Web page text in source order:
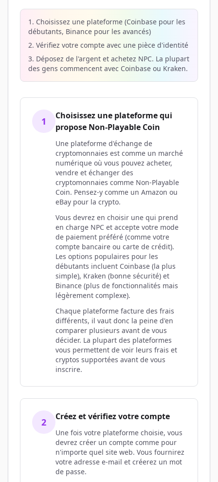
1. Choisissez une plateforme (Coinbase pour les
débutants, Binance pour les avancés)
2. Vérifiez votre compte avec une pièce d'identité
3. Déposez de l'argent et achetez NPC. La plupart
des gens commencent avec Coinbase ou Kraken.
1
Choisissez une plateforme qui
propose Non-Playable Coin
Une plateforme d'échange de
cryptomonnaies est comme un marché
numérique où vous pouvez acheter,
vendre et échanger des
cryptomonnaies comme Non-Playable
Coin. Pensez-y comme un Amazon ou
eBay pour la crypto.
Vous devrez en choisir une qui prend
en charge NPC et accepte votre mode
de paiement préféré (comme votre
compte bancaire ou carte de crédit).
Les options populaires pour les
débutants incluent Coinbase (la plus
simple), Kraken (bonne sécurité) et
Binance (plus de fonctionnalités mais
légèrement complexe).
Chaque plateforme facture des frais
différents, il vaut donc la peine d'en
comparer plusieurs avant de vous
décider. La plupart des plateformes
vous permettent de voir leurs frais et
cryptos supportées avant de vous
inscrire.
2 Créez et vérifiez votre compte
Une fois votre plateforme choisie, vous
devrez créer un compte comme pour
n'importe quel site web. Vous fournirez
votre adresse e-mail et créerez un mot
de passe.